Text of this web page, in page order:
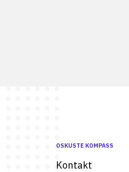
OSKUSTE KOMPASS
Kontakt